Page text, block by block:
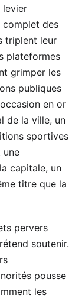
levier
complet des
triplent leur
plateformes
grimper les
publiques
en or
de la ville, un
sportives
une
capitale, un
titre que la
pervers
soutenir.
pousse
les